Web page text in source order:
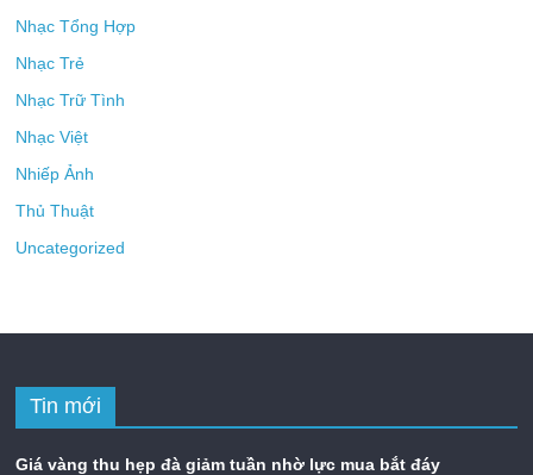
Nhạc Tổng Hợp
Nhạc Trẻ
Nhạc Trữ Tình
Nhạc Việt
Nhiếp Ảnh
Thủ Thuật
Uncategorized
Tin mới
Giá vàng thu hẹp đà giảm tuần nhờ lực mua bắt đáy